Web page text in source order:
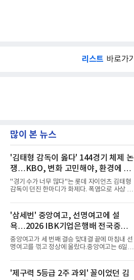
리스트 바로가기
많이 본 뉴스
'김태형 감독이 옳다' 144경기 체제 논
쟁…KBO, 변화 고민해야, 환경에 맞
는 경기 수가 바람직
"경기 수가 너무 많다"는 롯데 자이언츠 김태형
감독이 던진 한마디가 화제다. 폭염으로 사상 초
독은 단순히 더위를 이야기하지 않았다. 우천,
폭염, 부상 등 변수가 늘어나는 현실에서 현재
팀당 144경기 체제가 과연 지속 가능한지 질문
을 던졌다.물론 144경기가 세계적으로 특별히
많은 숫자는 아니다. 메이저리그는 팀당 162경
기, 일본프로야구도 143~144경기를 치른다. 숫
자만 놓고 보면 KBO가 유난히 혹사 구조라고 말
비교하기 어려울 정도로 폭염이 길어지고 강해
'삼세번' 중앙여고, 선명여고에 설
욕…2026 IBK기업은행배 전국중고
배구대회 우승
중앙여고가 세 번째 결승 맞대결 끝에 마침내 선
명여고를 꺾고 정상에 올랐다.중앙여고는 6일
행배 전국중고배구대회 18세 이하 여자부 결승
에서 선명여고를 세트스코어 3-1(13-25, 25-14,
25-17, 25-10)로 물리치고 우승을 차지했다.첫
'제구력 5등급 2주 과외' 꼴이었던 김